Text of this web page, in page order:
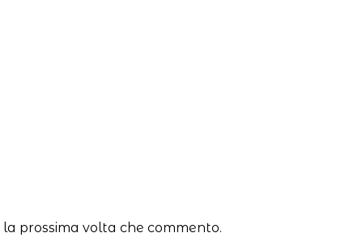
prossima volta che commento.